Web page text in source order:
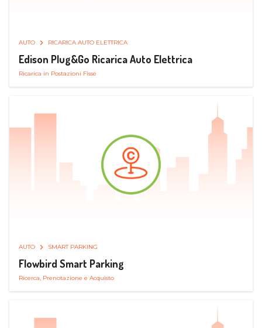
AUTO RICARICA AUTO ELETTRICA
Edison Plug&Go Ricarica Auto Elettrica
Ricarica in Postazioni Fisse
AUTO SMART PARKING
Flowbird Smart Parking
Ricerca, Prenotazione e Acquisto